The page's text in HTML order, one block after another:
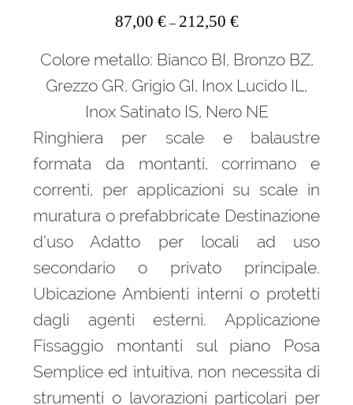
87,00 €– 212,50 €
Colore metallo: Bianco BI, Bronzo BZ,
Grezzo GR, Grigio GI, Inox Lucido IL,
Inox Satinato IS, Nero NE
Ringhiera per scale e balaustre
formata da montanti, corrimano e
correnti, per applicazioni su scale in
muratura o prefabbricate Destinazione
d’uso Adatto per locali ad uso
secondario o privato principale.
Ubicazione Ambienti interni o protetti
dagli agenti esterni. Applicazione
Fissaggio montanti sul piano Posa
Semplice ed intuitiva, non necessita di
strumenti o lavorazioni particolari per